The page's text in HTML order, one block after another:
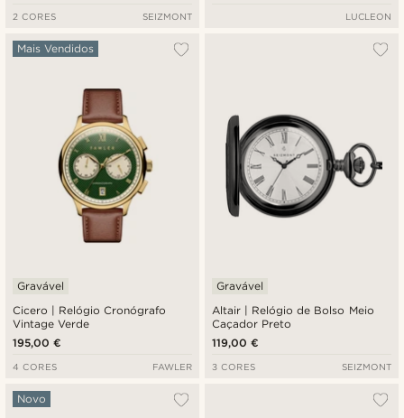
2 CORES SEIZMONT LUCLEON
Cicero | Relógio Cronógrafo
Vintage Verde
Mais Vendidos
Gravável
195,00 €
4 CORES FAWLER
Altair | Relógio de Bolso Meio
Caçador Preto
Gravável
119,00 €
3 CORES SEIZMONT
Novo